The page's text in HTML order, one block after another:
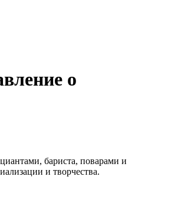
о
бариста, поварами и
и творчества.